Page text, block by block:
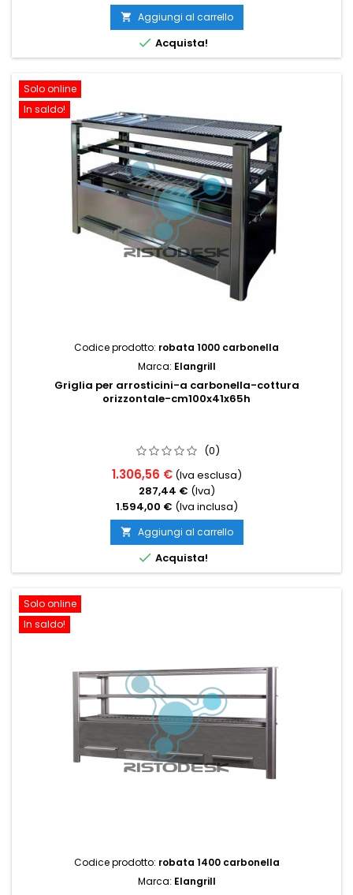
 Aggiungi al carrello
 Acquista!
Solo online
In saldo!
Codice prodotto: robata 1000 carbonella
Marca: Elangrill
Griglia per arrosticini-a carbonella-cottura
orizzontale-cm100x41x65h
(0)
1.306,56 € (Iva esclusa)
287,44 € (Iva)
1.594,00 € (Iva inclusa)
 Aggiungi al carrello
 Acquista!
Solo online
In saldo!
Codice prodotto: robata 1400 carbonella
Marca: Elangrill